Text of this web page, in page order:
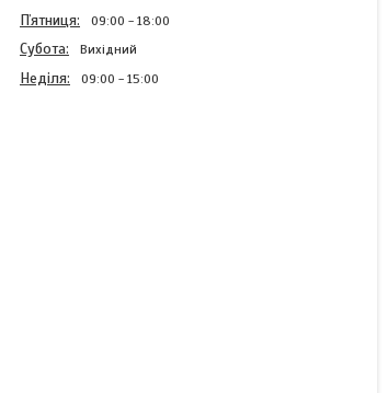
Пʼятниця 09:00 18:00
Субота Вихідний
Неділя 09:00 15:00